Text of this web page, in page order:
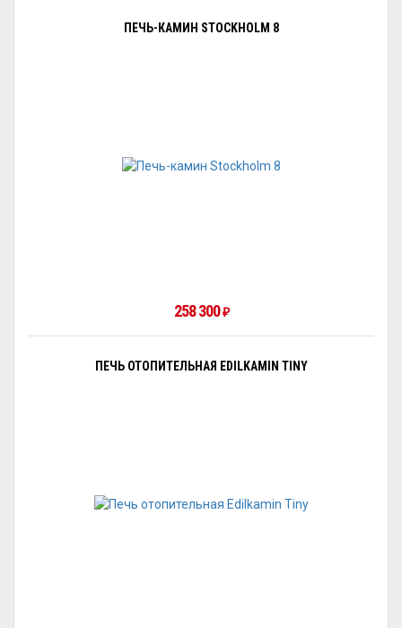
ПЕЧЬ-КАМИН STOCKHOLM 8
258 300₽
ПЕЧЬ ОТОПИТЕЛЬНАЯ EDILKAMIN TINY